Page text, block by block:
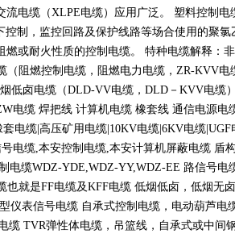
流电缆（XLPE电缆）应用广泛。 塑料控制
控制，监控回路及保护线路等场合使用的聚
或耐火性质的控制电缆。 特种电缆解释：
（阻燃控制电缆，阻燃电力电缆， ZR-KVV电
低卤电缆（DLD-VV电缆， DLD － KVV电缆）
电缆 焊把线 计算机电缆 橡套线 通信电源电
套电缆 高压矿用电缆 |10KV电缆 |6KV电缆 |UGF
电缆,本安控制电缆,本安计算机屏蔽电缆 盾
电缆WDZ-YDE,WDZ-YY,WDZ-EE 路信号电
也就是FF电缆及KFF电缆 低烟低卤，低烟无
仪表信号电缆 自承式控制电缆，电动葫芦电
缆 TVR弹性体电缆，吊篮线，自承式或中间